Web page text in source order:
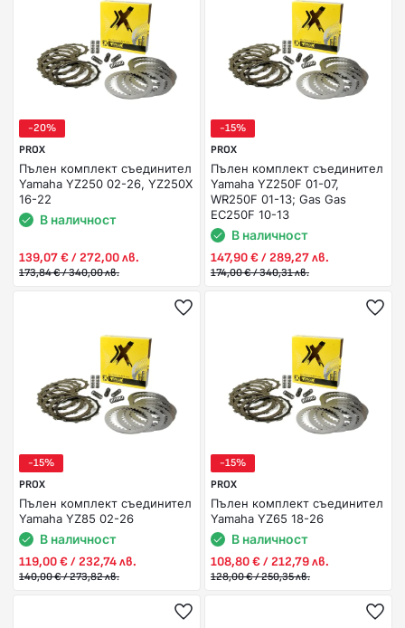
-20%
PROX
Пълен комплект съединител
Yamaha YZ250 02-26, YZ250X
16-22
В наличност
139,07 € / 272,00 лв.
173,84 € / 340,00 лв.
-15%
PROX
Пълен комплект съединител
Yamaha YZ250F 01-07,
WR250F 01-13; Gas Gas
EC250F 10-13
В наличност
147,90 € / 289,27 лв.
174,00 € / 340,31 лв.
-15%
PROX
Пълен комплект съединител
Yamaha YZ85 02-26
В наличност
119,00 € / 232,74 лв.
140,00 € / 273,82 лв.
-15%
PROX
Пълен комплект съединител
Yamaha YZ65 18-26
В наличност
108,80 € / 212,79 лв.
128,00 € / 250,35 лв.